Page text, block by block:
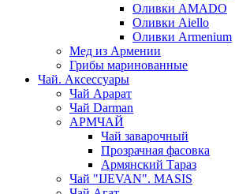
Оливки AMADO
Оливки Aiello
Оливки Armenium
Мед из Армении
Грибы маринованные
Чай. Аксессуары
Чай Арарат
Чай Darman
АРМЧАЙ
Чай заварочный
Прозрачная фасовка
Армянский Тараз
Чай "IJEVAN". MASIS